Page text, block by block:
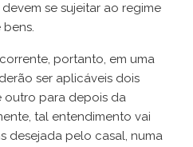
se sujeitar ao regime
portanto, em uma
ser aplicáveis dois
outro para depois da
tal entendimento vai
desejada pelo casal, numa